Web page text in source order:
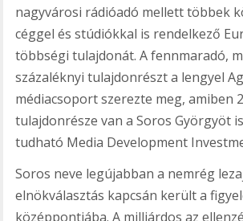
nagyvárosi rádióadó mellett többek
céggel és stúdiókkal is rendelkező
többségi tulajdonát. A fennmaradó,
százaléknyi tulajdonrészt a lengyel
médiacsoport szerezte meg, amiben
tulajdonrésze van a Soros Györgyöt
tudható Media Development
Soros neve legújabban a nemrég
elnökválasztás kapcsán került a
középpontjába. A milliárdos az